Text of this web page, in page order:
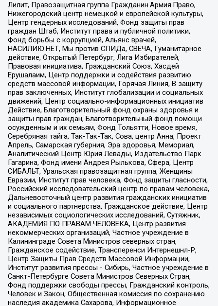
Лилит, Правозащитная группа Гражданин.Армия.Право,
Нижегородский центр немецкой и европейской культуры,
Центр гендерных исследований, Фонд защиты прав
граждан Штаб, Институт права и публичной политики,
Фонд борьбы с коррупцией, Альянс врачей,
НАСИЛИЮ.НЕТ, Мы против СПИДа, СВЕЧА, Гуманитарное
действие, Открытый Петербург, Лига Избирателей,
Правовая инициатива, Гражданский Союз, Хасдей
Ерушалаим, Центр поддержки и содействия развитию
средств массовой информации, Горячая Линия, В защиту
прав заключенных, Институт глобализации и социальных
движений, Центр социально-информационных инициатив
Действие, Благотворительный фонд охраны здоровья и
защиты прав граждан, Благотворительный фонд помощи
осужденным и их семьям, Фонд Тольятти, Новое время,
Серебряная тайга, Так-Так-Так, Сова, центр Анна, Проект
Апрель, Самарская губерния, Эра здоровья, Мемориал,
Аналитический Центр Юрия Левады, Издательство Парк
Гагарина, Фонд имени Андрея Рылькова, Сфера, Центр
СИБАЛЬТ, Уральская правозащитная группа, Женщины
Евразии, Институт прав человека, Фонд защиты гласности,
Российский исследовательский центр по правам человека,
Дальневосточный центр развития гражданских инициатив
и социального партнерства, Гражданское действие, Центр
независимых социологических исследований, Сутяжник,
АКАДЕМИЯ ПО ПРАВАМ ЧЕЛОВЕКА, Центр развития
некоммерческих организаций, Частное учреждение в
Калининграде Совета Министров северных стран,
Гражданское содействие, Трансперенси Интернешнл-Р,
Центр Защиты Прав Средств Массовой Информации,
Институт развития прессы - Сибирь, Частное учреждение в
Санкт-Петербурге Совета Министров Северных Стран,
Фонд поддержки свободы прессы, Гражданский контроль,
Человек и Закон, Общественная комиссия по сохранению
наследия академика Сахарова, Информационное